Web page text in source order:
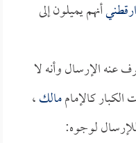
أنهم يميلون إلى
عنه الإرسال وأنه لا
الكبار كالإماممالك،
لوجوه: